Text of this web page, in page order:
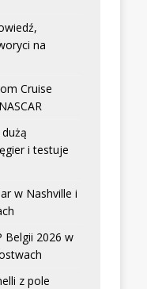
na
Cruise
i testuje
w Nashville i
Belgii 2026 w
z pole